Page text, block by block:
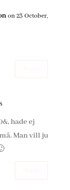
on 23 October,
hade ej
Man vill ju